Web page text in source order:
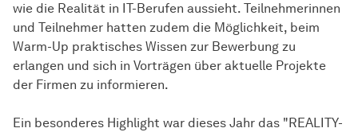
wie die Realität in IT-Berufen aussieht. Teilnehmerinnen
und Teilnehmer hatten zudem die Möglichkeit, beim
Warm-Up praktisches Wissen zur Bewerbung zu
erlangen und sich in Vorträgen über aktuelle Projekte
der Firmen zu informieren.
Ein besonderes Highlight war dieses Jahr das "REALITY-